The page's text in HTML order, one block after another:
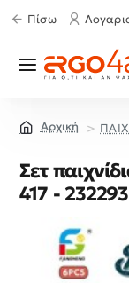
Πίσω
Σετ
417 - 232293